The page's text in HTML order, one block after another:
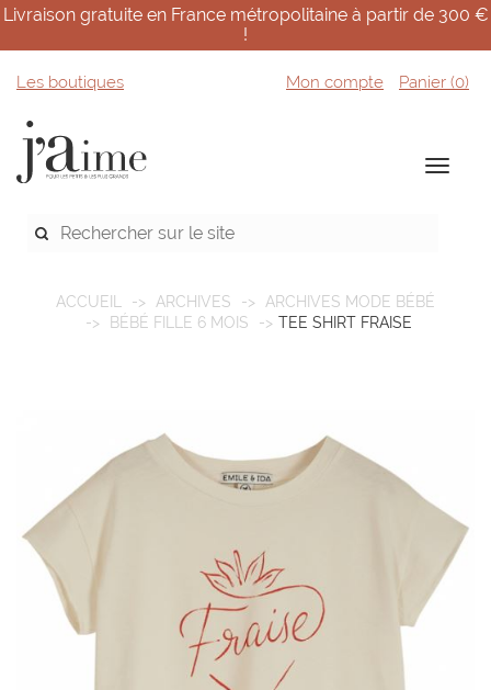
Livraison gratuite en France métropolitaine à partir de 300 €
!
Les boutiques Mon compte Panier (0)
ACCUEIL ARCHIVES
ARCHIVES MODE BÉBÉ
BÉBÉ FILLE 6 MOIS
TEE SHIRT FRAISE